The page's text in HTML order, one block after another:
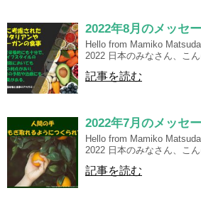
2022年8月のメッセ
Hello from Mamiko
2022 日本のみなさん、こ
記事を読む
2022年7月のメッセ
Hello from Mamiko
2022 日本のみなさん、こ
記事を読む